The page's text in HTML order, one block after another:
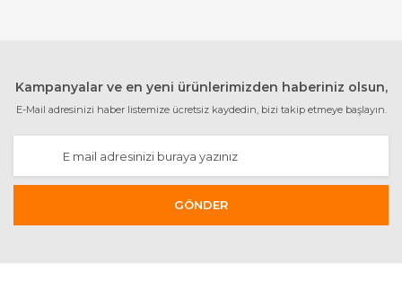
Kampanyalar ve en yeni ürünlerimizden haberiniz olsun,
E-Mail adresinizi haber listemize ücretsiz kaydedin, bizi takip etmeye başlayın.
GÖNDER